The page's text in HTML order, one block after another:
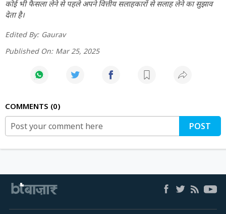
कोई भी फैसला लेने से पहले अपने वित्तीय सलाहकारों से सलाह लेने का सुझाव
देता है।
Edited By: Gaurav
Published On: Mar 25, 2025
COMMENTS 0
POST